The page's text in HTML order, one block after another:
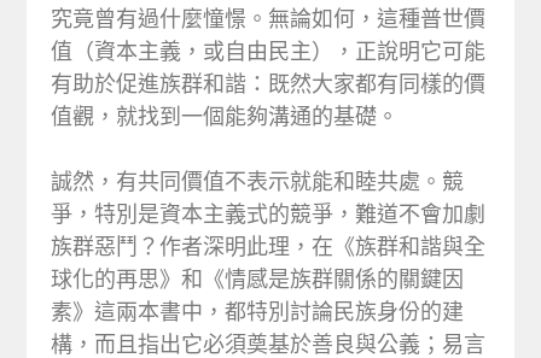
究竟曾有過什麼憧憬。無論如何，這種普世價
值（資本主義，或自由民主），正說明它可能
有助於促進族群和諧：既然大家都有同樣的價
值觀，就找到一個能夠溝通的基礎。
誠然，有共同價值不表示就能和睦共處。競
爭，特別是資本主義式的競爭，難道不會加劇
族群惡鬥？作者深明此理，在《族群和諧與全
球化的再思》和《情感是族群關係的關鍵因
素》這兩本書中，都特別討論民族身份的建
構，而且指出它必須奠基於善良與公義；易言